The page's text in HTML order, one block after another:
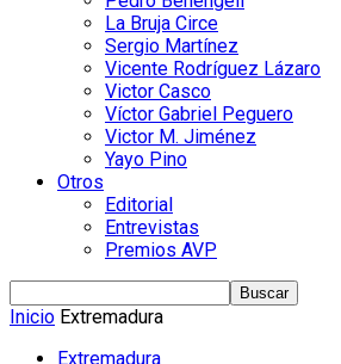
La Bruja Circe
Sergio Martínez
Vicente Rodríguez Lázaro
Victor Casco
Víctor Gabriel Peguero
Victor M. Jiménez
Yayo Pino
Otros
Editorial
Entrevistas
Premios AVP
Inicio Extremadura
Extremadura